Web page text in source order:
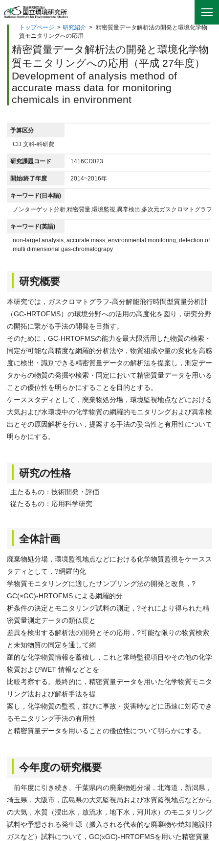
トップページ > 研究紹介 > 精密質量データ解析法の開発と環境化学物
質モニタリングへの応用
精密質量データ解析法の開発と環境化学物
質モニタリングへの応用（平成 27年度）
Development of analysis method of
accurate mass data for monitoring
chemicals in environment
予算区分
CD 文科-科研費
研究課題コード 1416CD023
開始/終了年度 2014~2016年
キーワード(日本語)
ノンターゲット分析,精密質量,環境監視,異常検出,多次元ガスクロマトグラフィ
キーワード(英語)
non-target analysis, accurate mass, environmental monitoring, detection of
multi dimensional gas-chromatograpy
研究概要
本研究では，ガスクロマトグラフ-高分解能飛行時間型質量分析計
（GC-HRTOFMS）の環境分野への活用の高度化を図り，研究分野
の開拓に繋がる手法の開発を目指す。
そのために，GC-HRTOFMSの能力を最大限活用した物質の検索・
同定が可能な高精度な網羅的分析法や，物質組成や量の変化を高感
度に検出・識別できる精密質量データの解析法を提案し，測定デー
タからの物質の発掘や検索・同定において精密質量データを用いる
ことの優位性を明らかにすることを目的とする。
ケーススタディとして，廃棄物処分場，環境監視地点などにおける
大気および水環境中の化学物質の網羅的モニタリングおよび異常検
出とその原因解析を行い，提案する手法の妥当性と有用性について
明らかにする。
研究の性格
主たるもの：技術開発・評価
従たるもの：応用科学研究
全体計画
廃棄物処分場，環境監視地点などにおける化学物質監視をケースス
タディとして，?網羅的化
学物質モニタリングに適したサンプリング法の開発と改良，?
GC(×GC)-HRTOFMS による網羅的分
析条件の決定とモニタリング試料の測定，?それにより得られた精
密質量測定データの類似度と
差異を検出する解析法の開発とその応用，?可能な限りの物質検索
と未知物質の同定を通して網
羅的な化学物質情報を蓄積し，これと常時監視項目やその他の化学
物質およびWET 情報などとを
比較考察する。最終的に，精密質量データを用いた化学物質モニタ
リング法および解析手法を提
案し，化学物質の監視，並びに事故・災害時などに迅速に対応でき
るモニタリング手法の有用性
と精密質量データを用いることの優位性について明らかにする。
今年度の研究概要
前年度に引き続き、千葉県内の廃棄物処分場，北海道，新潟県，
埼玉県，大阪市，広島県の大気監視局および水質監視地点などから
の大気，水質（浸出水，放流水，地下水，河川水）のモニタリング
試料や予想される発生源（搬入される代表的な廃棄物や焼却施設排
ガスなど）試料について，GC(xGC)-HRTOFMSを用いた精密質量